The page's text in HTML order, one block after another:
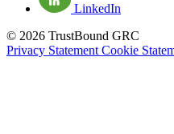
LinkedIn
© 2026 TrustBound GRC
Privacy Statement Cookie